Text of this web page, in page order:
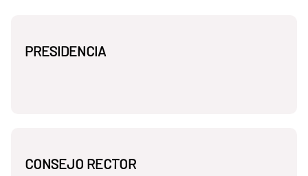
PRESIDENCIA
CONSEJO RECTOR